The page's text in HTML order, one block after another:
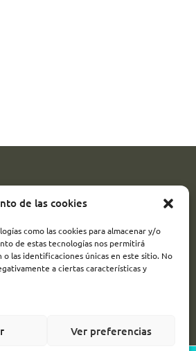
de las cookies
como las cookies para almacenar y/o
de estas tecnologías nos permitirá
las identificaciones únicas en este sitio. No
a ciertas características y
Ver preferencias